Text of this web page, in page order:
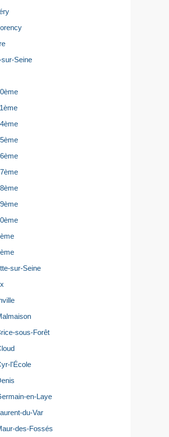
Seine
sur-Seine
sous-Forêt
l'École
en-Laye
du-Var
des-Fossés